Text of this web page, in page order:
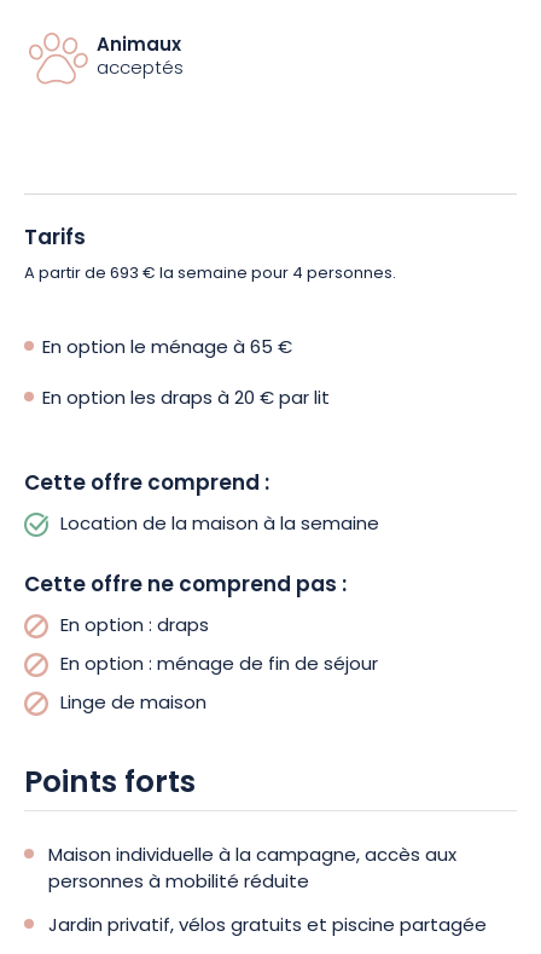
disposition gratuitement pour explorer les environs. Vous
aurez aussi l’opportunité de visiter le Moulin du Ried, selon
disponibilité, pour une immersion authentique dans l’histoire
Réservez dès maintenant votre séjour au Moulin du Ried.
Animaux
acceptés
Tarifs
A partir de 693 € la semaine pour 4 personnes.
En option le ménage à 65 €
En option les draps à 20 € par lit
Cette offre comprend :
Location de la maison à la semaine
Cette offre ne comprend pas :
En option : draps
En option : ménage de fin de séjour
Linge de maison
Points forts
Maison individuelle à la campagne, accès aux
personnes à mobilité réduite
Jardin privatif, vélos gratuits et piscine partagée